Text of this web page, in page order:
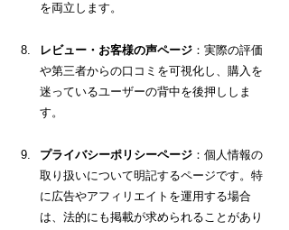
を両立します。
レビュー・お客様の声ページ ：実際の評価
や第三者からの口コミを可視化し、購入を
迷っているユーザーの背中を後押ししま
す。
プライバシーポリシーページ ：個人情報の
取り扱いについて明記するページです。特
に広告やアフィリエイトを運用する場合
は、法的にも掲載が求められることがあり